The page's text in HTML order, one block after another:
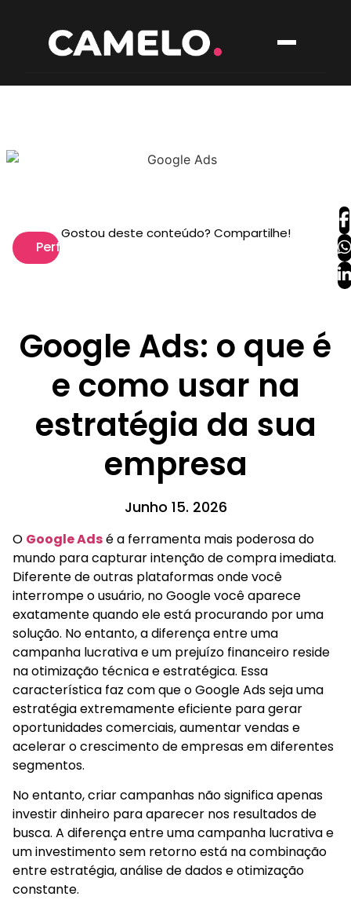
Performance
Gostou deste conteúdo? Compartilhe!
Google Ads: o que é
e como usar na
estratégia da sua
empresa
Junho 15. 2026
O Google Adsé a ferramenta mais poderosa do
mundo para capturar intenção de compra imediata.
Diferente de outras plataformas onde você
interrompe o usuário, no Google você aparece
exatamente quando ele está procurando por uma
solução. No entanto, a diferença entre uma
campanha lucrativa e um prejuízo financeiro reside
na otimização técnica e estratégica. Essa
característica faz com que o Google Ads seja uma
estratégia extremamente eficiente para gerar
oportunidades comerciais, aumentar vendas e
acelerar o crescimento de empresas em diferentes
segmentos.
No entanto, criar campanhas não significa apenas
investir dinheiro para aparecer nos resultados de
busca. A diferença entre uma campanha lucrativa e
um investimento sem retorno está na combinação
entre estratégia, análise de dados e otimização
constante.